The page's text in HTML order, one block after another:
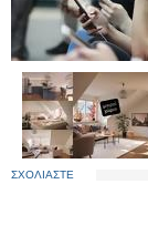
ΣΧΟΛΙΑΣΤΕ